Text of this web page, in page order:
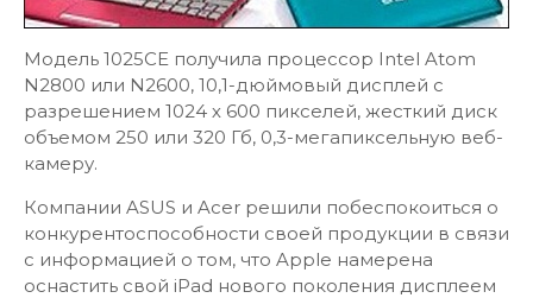
Модель 1025CЕ получила процессор Intel Atom
N2800 или N2600, 10,1-дюймовый дисплей с
разрешением 1024 х 600 пикселей, жесткий диск
объемом 250 или 320 Гб, 0,3-мегапиксельную веб-
камеру.
Компании ASUS и Acer решили побеспокоиться о
конкурентоспособности своей продукции в связи
с информацией о том, что Apple намерена
оснастить свой iPad нового поколения дисплеем